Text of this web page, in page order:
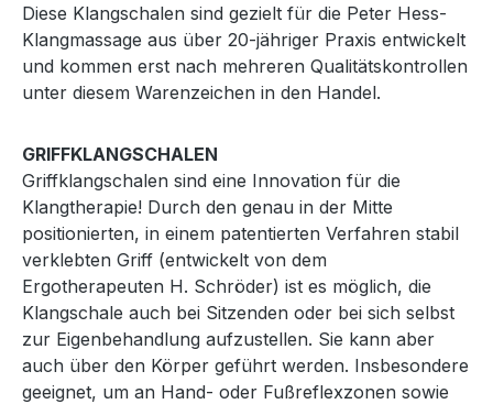
Diese Klangschalen sind gezielt für die Peter Hess-
Klangmassage aus über 20-jähriger Praxis entwickelt
und kommen erst nach mehreren Qualitätskontrollen
unter diesem Warenzeichen in den Handel.
GRIFFKLANGSCHALEN
Griffklangschalen sind eine Innovation für die
Klangtherapie! Durch den genau in der Mitte
positionierten, in einem patentierten Verfahren stabil
verklebten Griff (entwickelt von dem
Ergotherapeuten H. Schröder) ist es möglich, die
Klangschale auch bei Sitzenden oder bei sich selbst
zur Eigenbehandlung aufzustellen. Sie kann aber
auch über den Körper geführt werden. Insbesondere
geeignet, um an Hand- oder Fußreflexzonen sowie